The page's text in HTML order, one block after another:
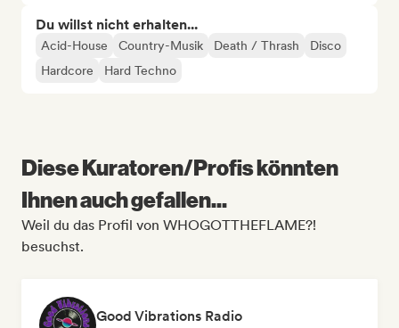
Du willst nicht erhalten...
Acid-House Country-Musik Death / Thrash
Disco
Hardcore
Hard Techno
Diese Kuratoren/Profis könnten
Ihnen auch gefallen...
Weil du das Profil von WHOGOTTHEFLAME?!
besuchst.
Good Vibrations Radio